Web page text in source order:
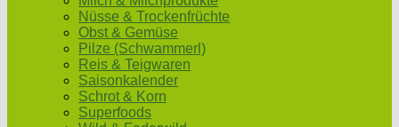
Nüsse & Trockenfrüchte
Obst & Gemüse
Pilze (Schwammerl)
Reis & Teigwaren
Saisonkalender
Schrot & Korn
Superfoods